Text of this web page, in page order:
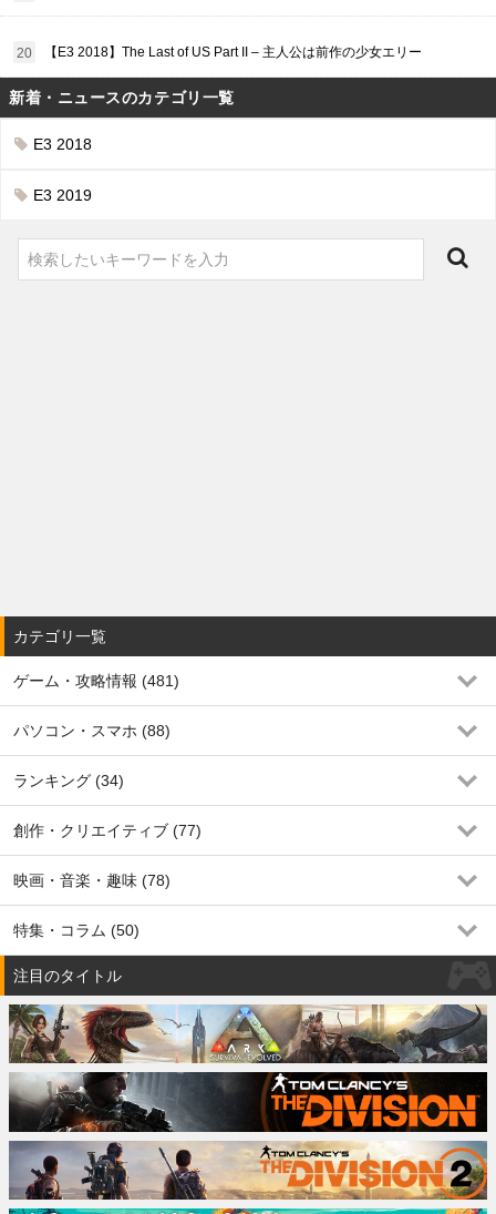
【E3 2018】The Last of US Part II – 主人公は前作の少女エリー
新着・ニュースのカテゴリ一覧
E3 2018
E3 2019
カテゴリ一覧
ゲーム・攻略情報 (481)
パソコン・スマホ (88)
ランキング (34)
創作・クリエイティブ (77)
映画・音楽・趣味 (78)
特集・コラム (50)
注目のタイトル